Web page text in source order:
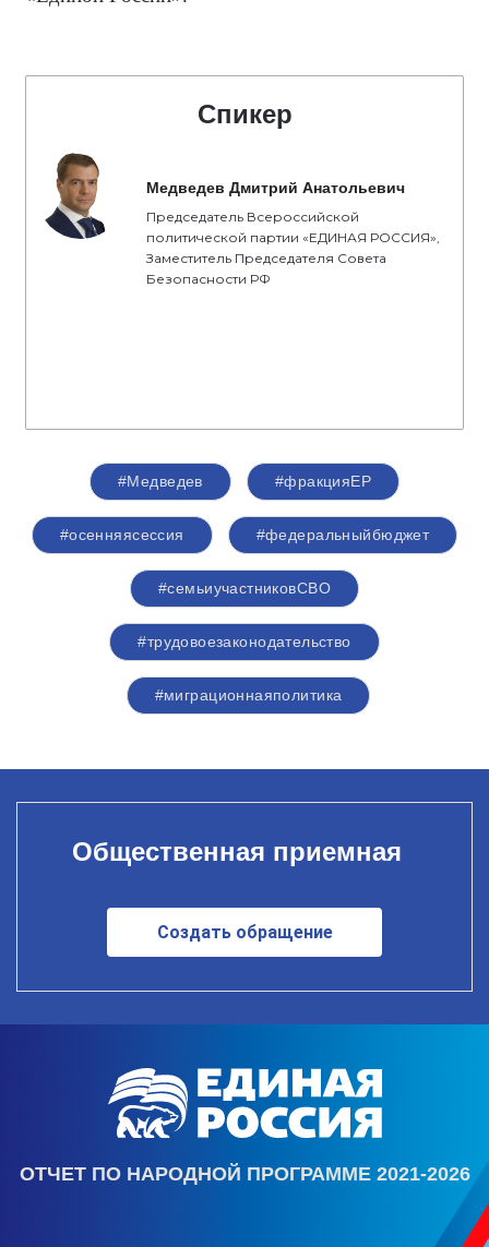
Спикер
Медведев Дмитрий Анатольевич
Председатель Всероссийской
политической партии «ЕДИНАЯ РОССИЯ»,
Заместитель Председателя Совета
Безопасности РФ
#Медведев #фракцияЕР
#осенняясессия #федеральныйбюджет
#семьиучастниковСВО
#трудовоезаконодательство
#миграционнаяполитика
Общественная приемная
Создать обращение
ОТЧЕТ ПО НАРОДНОЙ ПРОГРАММЕ 2021-2026